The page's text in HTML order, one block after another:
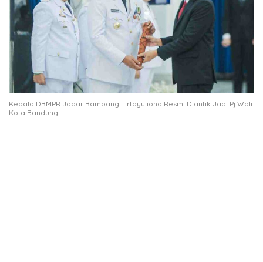
Kepala DBMPR Jabar Bambang Tirtoyuliono Resmi Diantik Jadi Pj Wali
Kota Bandung